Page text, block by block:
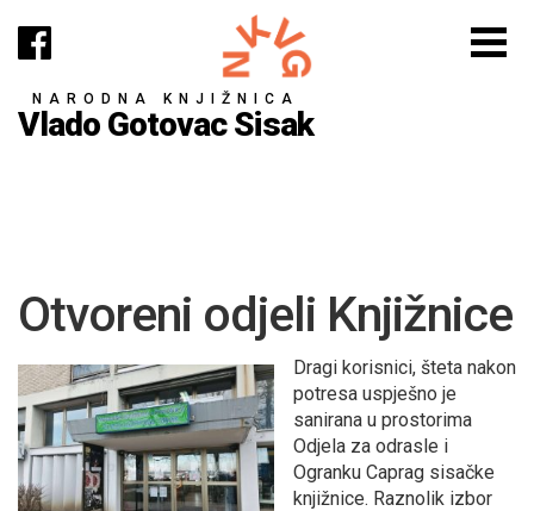
NARODNA KNJIŽNICA
Vlado Gotovac Sisak
Otvoreni odjeli Knjižnice
Dragi korisnici, šteta nakon
potresa uspješno je
sanirana u prostorima
Odjela za odrasle i
Ogranku Caprag sisačke
knjižnice. Raznolik izbor